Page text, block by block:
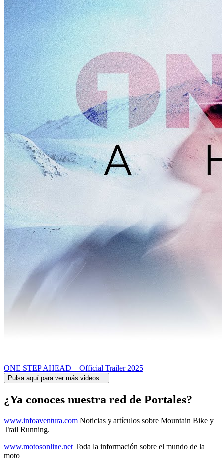
ONE STEP AHEAD – Official Trailer 2025
Pulsa aquí para ver más videos...
¿Ya conoces nuestra red de Portales?
www.infoaventura.com Noticias y artículos sobre Mountain Bike y
Trail Running.
www.motosonline.net Toda la información sobre el mundo de la
moto